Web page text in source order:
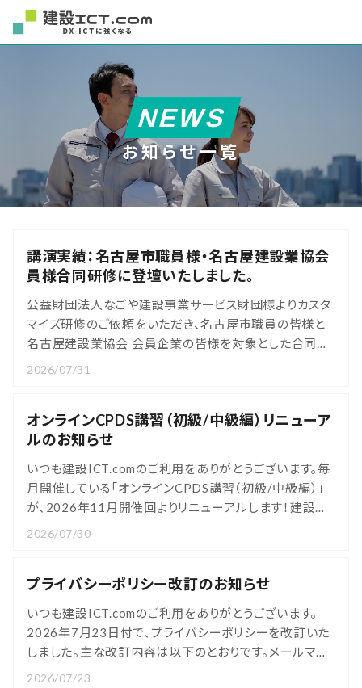
NEWS
お知らせ一覧
講演実績：名古屋市職員様・名古屋建設業協会
員様合同研修に登壇いたしました。
公益財団法人なごや建設事業サービス財団様よりカスタ
マイズ研修のご依頼をいただき、名古屋市職員の皆様と
名古屋建設業協会 会員企業の皆様を対象とした合同研
修において、「ICT施工」をテーマとした講演を担当いたし
工の基礎概論」・「ICT施工の先進事例と導入手
法」 グループディ
2026/07/31
オンラインCPDS講習（初級/中級編）リニューア
ルのお知らせ
いつも建設ICT.comのご利用をありがとうございます。毎
月開催している「オンラインCPDS講習（初級/中級編）」
が、2026年11月開催回よりリニューアルします！建設業
界全体でICT化が進む中、講習内容もさらにレベルアッ
に最適な現在のカリキュラムでの開催は9月までです。現
行内容の受講をご希望の
2026/07/30
プライバシーポリシー改訂のお知らせ
いつも建設ICT.comのご利用をありがとうございます。
2026年7月23日付で、プライバシーポリシーを改訂いた
しました。主な改訂内容は以下のとおりです。メールマガ
ジンにご登録いただいた方の個人情報の利用目的に、建
2026/07/23